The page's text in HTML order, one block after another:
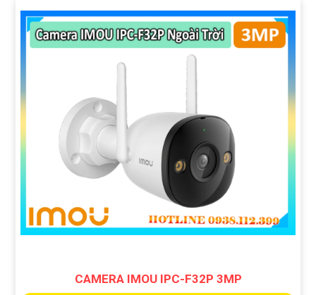
CAMERA IMOU IPC-F32P 3MP